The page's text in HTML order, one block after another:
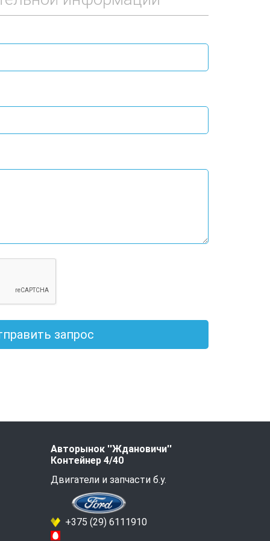
запрос
Авторынок ''Ждановичи''
Контейнер 4/40
Двигатели и запчасти б.у.
+375 (29) 6111910